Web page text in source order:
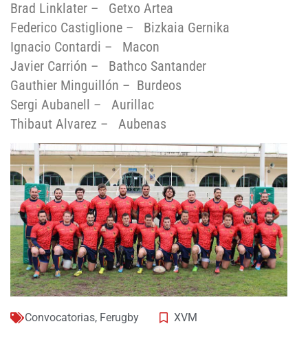
Brad Linklater – Getxo Artea
Federico Castiglione – Bizkaia Gernika
Ignacio Contardi – Macon
Javier Carrión – Bathco Santander
Gauthier Minguillón – Burdeos
Sergi Aubanell – Aurillac
Thibaut Alvarez – Aubenas
Convocatorias, Ferugby XVM